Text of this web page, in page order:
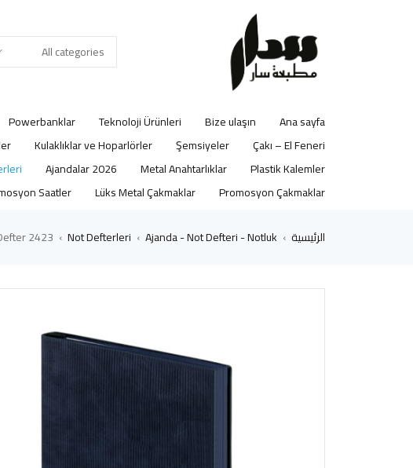
Ana sayfa
Bize ulaşın
Teknoloji Ürünleri
Powerbanklar
Çakı – El Feneri
Şemsiyeler
Kulaklıklar ve Hoparlörler
Plastik Kalemler
Metal Anahtarlıklar
2026 Ajandalar
Promosyon Çakmaklar
Lüks Metal Çakmaklar
Saatler
الرئيسية ›
Ajanda - Not Defteri - Notluk
›
Not Defterleri
›
2423 Mavi 15 x 21 Yumuşak Kapaklı Termo Deri̇ Defter